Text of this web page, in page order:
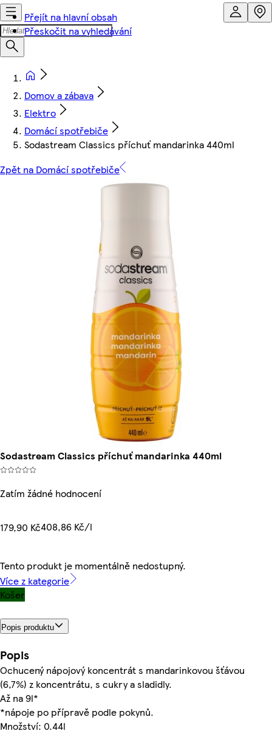
Přejít na hlavní obsah
Přeskočit na vyhledávání
Domov a zábava
Elektro
Domácí spotřebiče
Sodastream Classics příchuť mandarinka 440ml
Zpět na Domácí spotřebiče
Sodastream Classics příchuť mandarinka 440ml
Zatím žádné hodnocení
179,90 Kč408,86 Kč/l
Tento produkt je momentálně nedostupný.
Více z kategorie
Košer
Popis produktu
Popis
Ochucený nápojový koncentrát s mandarinkovou šťávou
(6,7%) z koncentrátu, s cukry a sladidly.
Až na 9l*
*nápoje po přípravě podle pokynů.
Množství: 0.44l